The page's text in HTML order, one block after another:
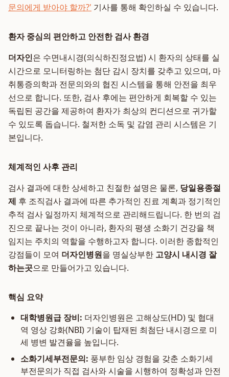
문의에게 받아야 할까?' 기사를 통해 확인하실 수 있습니다.
환자 중심의 편안하고 안전한 검사 환경
더자인은 수면내시경(의식하진정요법) 시 환자의 상태를 실
시간으로 모니터링하는 첨단 감시 장치를 갖추고 있으며, 마
취통증의학과 전문의와의 협진 시스템을 통해 안전을 최우
선으로 합니다. 또한, 검사 후에는 편안하게 회복할 수 있는
독립된 공간을 제공하여 환자가 최상의 컨디션으로 귀가할
수 있도록 돕습니다. 철저한 소독 및 감염 관리 시스템은 기
본입니다.
체계적인 사후 관리
검사 결과에 대한 상세하고 친절한 설명은 물론, 당일용종절
제 후 조직검사 결과에 따른 추가적인 진료 계획과 정기적인
추적 검사 일정까지 체계적으로 관리해드립니다. 한 번의 검
진으로 끝나는 것이 아니라, 환자의 평생 소화기 건강을 책
임지는 주치의 역할을 수행하고자 합니다. 이러한 종합적인
강점들이 모여 더자인병원을 명실상부한 고양시 내시경 잘
하는곳으로 만들어가고 있습니다.
핵심 요약
대학병원급 장비: 더자인병원은 고해상도(HD) 및 협대
역 영상 강화(NBI) 기술이 탑재된 최첨단 내시경으로 미
세 병변 발견율을 높입니다.
소화기세부전문의: 풍부한 임상 경험을 갖춘 소화기세
부전문의가 직접 검사와 시술을 시행하여 정확성과 안전